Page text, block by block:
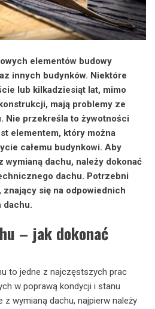
elementów budowy
innych budynków. Niektóre
lub kilkadziesiąt lat, mimo
mają problemy ze
Nie przekreśla to żywotności
elementem, który można
całemu budynkowi. Aby
wymianą dachu, należy dokonać
dachu. Potrzebni
się na odpowiednich
dachu.
– jak dokonać
to jedne z najczęstszych prac
w poprawą kondycji i stanu
z wymianą dachu, najpierw należy